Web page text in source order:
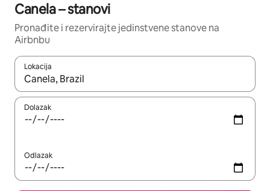
Canela – stanovi
Pronađite i rezervirajte jedinstvene stanove na
Airbnbu
Lokacija
Kada budu dostupni rezultati, moći ćete ih pregledati
Dolazak
Odlazak